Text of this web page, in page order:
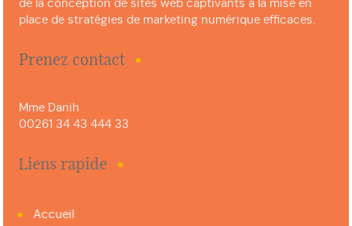
de la conception de sites web captivants à la mise en
place de stratégies de marketing numérique efficaces.
Prenez contact
Mme Danih
00261 34 43 444 33
Liens rapide
Accueil